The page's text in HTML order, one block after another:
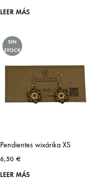
LEER MÁS
SIN
STOCK
Pendientes wixárika XS
6,50 €
LEER MÁS